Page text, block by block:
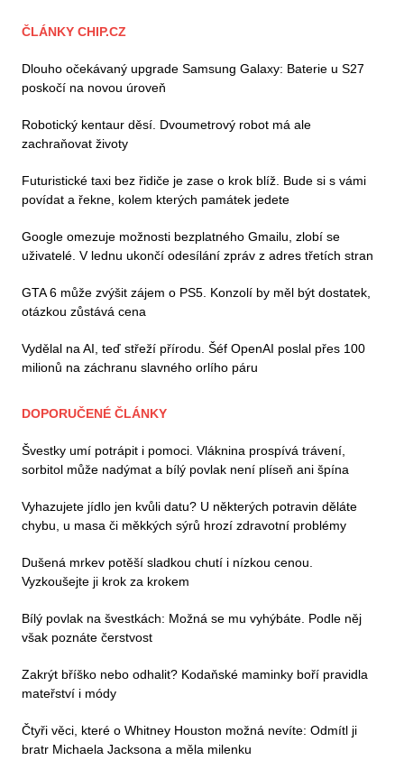
ČLÁNKY CHIP.CZ
Dlouho očekávaný upgrade Samsung Galaxy: Baterie u S27
poskočí na novou úroveň
Robotický kentaur děsí. Dvoumetrový robot má ale
zachraňovat životy
Futuristické taxi bez řidiče je zase o krok blíž. Bude si s vámi
povídat a řekne, kolem kterých památek jedete
Google omezuje možnosti bezplatného Gmailu, zlobí se
uživatelé. V lednu ukončí odesílání zpráv z adres třetích stran
GTA 6 může zvýšit zájem o PS5. Konzolí by měl být dostatek,
otázkou zůstává cena
Vydělal na AI, teď střeží přírodu. Šéf OpenAI poslal přes 100
milionů na záchranu slavného orlího páru
DOPORUČENÉ ČLÁNKY
Švestky umí potrápit i pomoci. Vláknina prospívá trávení,
sorbitol může nadýmat a bílý povlak není plíseň ani špína
Vyhazujete jídlo jen kvůli datu? U některých potravin děláte
chybu, u masa či měkkých sýrů hrozí zdravotní problémy
Dušená mrkev potěší sladkou chutí i nízkou cenou.
Vyzkoušejte ji krok za krokem
Bílý povlak na švestkách: Možná se mu vyhýbáte. Podle něj
však poznáte čerstvost
Zakrýt bříško nebo odhalit? Kodaňské maminky boří pravidla
mateřství i módy
Čtyři věci, které o Whitney Houston možná nevíte: Odmítl ji
bratr Michaela Jacksona a měla milenku